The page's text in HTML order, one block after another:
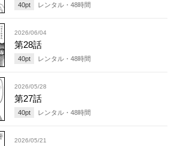
40pt レンタル・ 48時間
2026/06/04
第28話
40pt レンタル・ 48時間
2026/05/28
第27話
40pt レンタル・ 48時間
2026/05/21